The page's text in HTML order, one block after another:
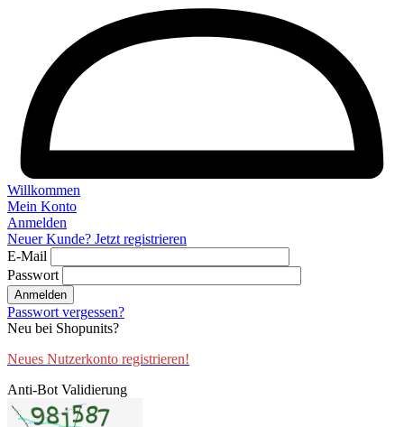
Willkommen
Mein Konto
Anmelden
Neuer Kunde? Jetzt registrieren
E-Mail
Passwort
Anmelden
Passwort vergessen?
Neu bei Shopunits?
Neues Nutzerkonto registrieren!
Anti-Bot Validierung